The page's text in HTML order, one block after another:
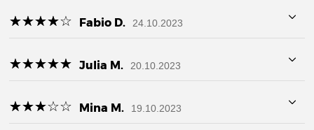
☆☆☆☆☆
★★★★★ Fabio D. 24.10.2023
☆☆☆☆☆
★★★★★ Julia M. 20.10.2023
☆☆☆☆☆
★★★★★ Mina M. 19.10.2023